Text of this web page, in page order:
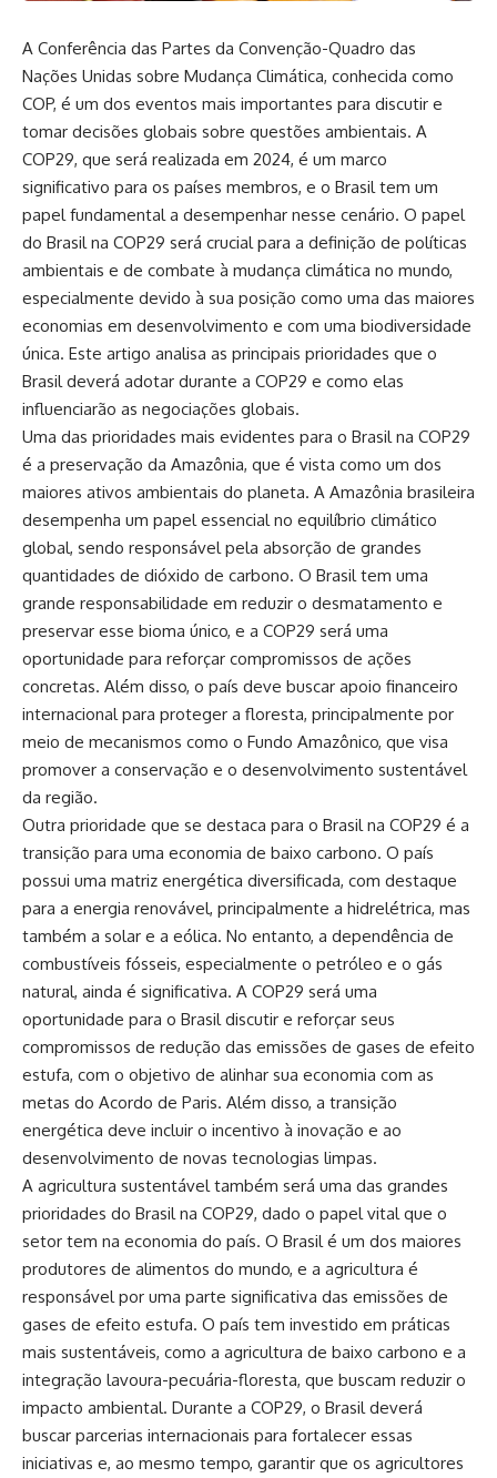
A Conferência das Partes da Convenção-Quadro das
Nações Unidas sobre Mudança Climática, conhecida como
COP, é um dos eventos mais importantes para discutir e
tomar decisões globais sobre questões ambientais. A
COP29, que será realizada em 2024, é um marco
significativo para os países membros, e o Brasil tem um
papel fundamental a desempenhar nesse cenário. O papel
do Brasil na COP29 será crucial para a definição de políticas
ambientais e de combate à mudança climática no mundo,
especialmente devido à sua posição como uma das maiores
economias em desenvolvimento e com uma biodiversidade
única. Este artigo analisa as principais prioridades que o
Brasil deverá adotar durante a COP29 e como elas
influenciarão as negociações globais.
Uma das prioridades mais evidentes para o Brasil na COP29
é a preservação da Amazônia, que é vista como um dos
maiores ativos ambientais do planeta. A Amazônia brasileira
desempenha um papel essencial no equilíbrio climático
global, sendo responsável pela absorção de grandes
quantidades de dióxido de carbono. O Brasil tem uma
grande responsabilidade em reduzir o desmatamento e
preservar esse bioma único, e a COP29 será uma
oportunidade para reforçar compromissos de ações
concretas. Além disso, o país deve buscar apoio financeiro
internacional para proteger a floresta, principalmente por
meio de mecanismos como o Fundo Amazônico, que visa
promover a conservação e o desenvolvimento sustentável
da região.
Outra prioridade que se destaca para o Brasil na COP29 é a
transição para uma economia de baixo carbono. O país
possui uma matriz energética diversificada, com destaque
para a energia renovável, principalmente a hidrelétrica, mas
também a solar e a eólica. No entanto, a dependência de
combustíveis fósseis, especialmente o petróleo e o gás
natural, ainda é significativa. A COP29 será uma
oportunidade para o Brasil discutir e reforçar seus
compromissos de redução das emissões de gases de efeito
estufa, com o objetivo de alinhar sua economia com as
metas do Acordo de Paris. Além disso, a transição
energética deve incluir o incentivo à inovação e ao
desenvolvimento de novas tecnologias limpas.
A agricultura sustentável também será uma das grandes
prioridades do Brasil na COP29, dado o papel vital que o
setor tem na economia do país. O Brasil é um dos maiores
produtores de alimentos do mundo, e a agricultura é
responsável por uma parte significativa das emissões de
gases de efeito estufa. O país tem investido em práticas
mais sustentáveis, como a agricultura de baixo carbono e a
integração lavoura-pecuária-floresta, que buscam reduzir o
impacto ambiental. Durante a COP29, o Brasil deverá
buscar parcerias internacionais para fortalecer essas
iniciativas e, ao mesmo tempo, garantir que os agricultores